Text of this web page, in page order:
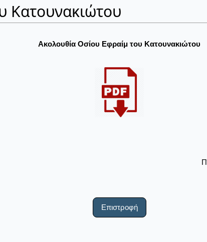
Κατουνακιώτου
Ακολουθία Οσίου Εφραίμ του Κατουνακιώτου
Επιστροφή